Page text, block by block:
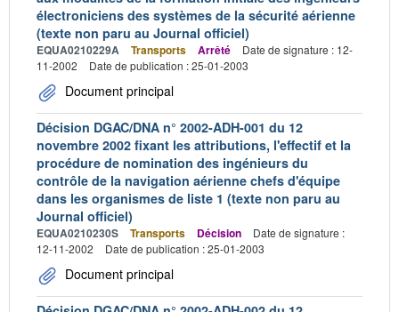
électroniciens des systèmes de la sécurité aérienne
(texte non paru au Journal officiel)
EQUA0210229A Transports Arrêté
Date de signature : 12-
11-2002
Date de publication : 25-01-2003
Document principal
Décision DGAC/DNA n° 2002-ADH-001 du 12
novembre 2002 fixant les attributions, l'effectif et la
procédure de nomination des ingénieurs du
contrôle de la navigation aérienne chefs d'équipe
dans les organismes de liste 1 (texte non paru au
Journal officiel)
EQUA0210230S Transports Décision
Date de signature :
12-11-2002
Date de publication : 25-01-2003
Document principal